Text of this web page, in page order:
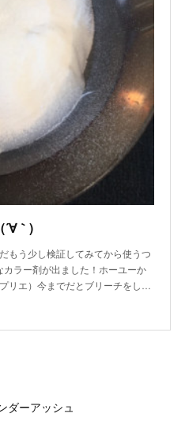
｀)
もう少し検証してみてから使うつ
ラー剤が出ました！ホーユーか
リエ）今までだとブリーチをし…
ダーアッシュ